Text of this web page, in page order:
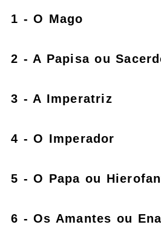
1 - O Mago
2 - A Papisa ou
3 - A Imperatriz
4 - O Imperador
5 - O Papa ou
6 - Os Amantes ou